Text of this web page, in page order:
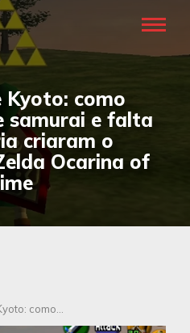
Kyoto: como
samurai e falta
criaram o
Ocarina of
como…